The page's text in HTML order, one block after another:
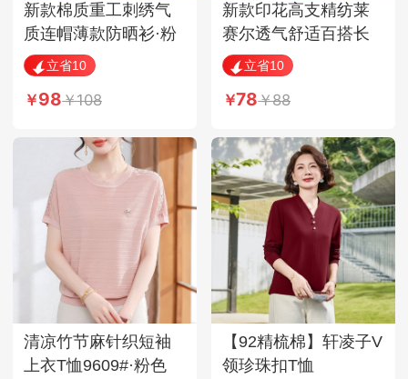
新款棉质重工刺绣气
质连帽薄款防晒衫·粉
色 立省10
98 108
新款印花高支精纺莱
赛尔透气舒适百搭长
袖·紫鎏金
立省10
78 88
清凉竹节麻针织短袖
上衣T恤9609#·粉色
【92精梳棉】轩凌子V
领珍珠扣T恤